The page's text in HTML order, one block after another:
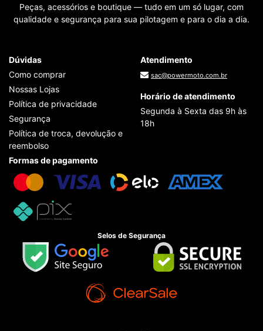
Peças, acessórios e boutique — tudo em um só lugar, com
qualidade e segurança para sua pilotagem e para o dia a dia.
Dúvidas
Como comprar
Nossas Lojas
Política de privacidade
Segurança
Política de troca, devolução e
reembolso
Atendimento
sac@powermoto.com.br
Horário de atendimento
Segunda à Sexta das 9h às
18h
Formas de pagamento
Selos de Segurança